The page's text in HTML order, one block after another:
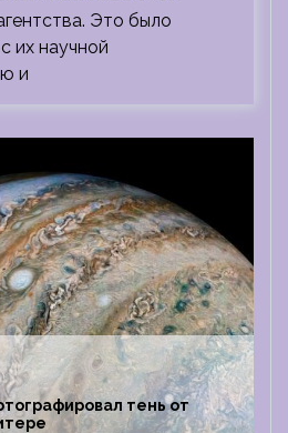
Это было
их научной
и
тень от